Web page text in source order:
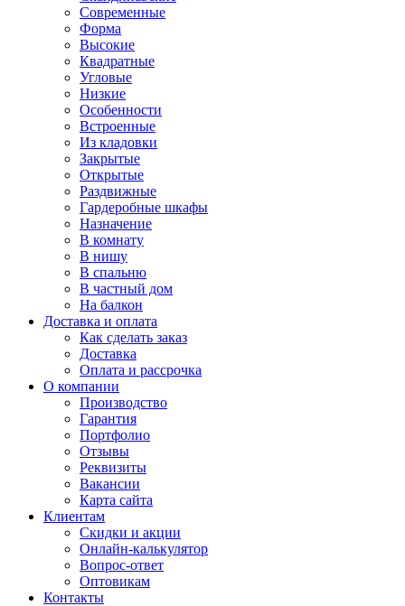
Современные
Форма
Высокие
Квадратные
Угловые
Низкие
Особенности
Встроенные
Из кладовки
Закрытые
Открытые
Раздвижные
Гардеробные шкафы
Назначение
В комнату
В нишу
В спальню
В частный дом
На балкон
Доставка и оплата
Как сделать заказ
Доставка
Оплата и рассрочка
О компании
Производство
Гарантия
Портфолио
Отзывы
Реквизиты
Вакансии
Карта сайта
Клиентам
Скидки и акции
Онлайн-калькулятор
Вопрос-ответ
Оптовикам
Контакты